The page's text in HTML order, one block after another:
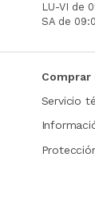
LU-VI de
SA de
Comprar
Servicio